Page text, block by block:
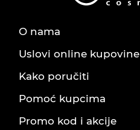
O nama
Uslovi online kupovine
Kako poručiti
Pomoć kupcima
Promo kod i akcije